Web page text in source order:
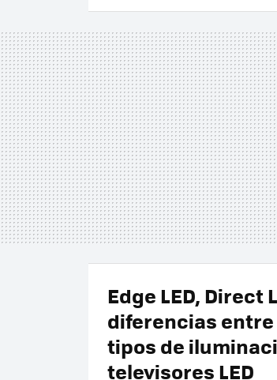
Edge LED, Direct
diferencias
tipos de
televisores LED